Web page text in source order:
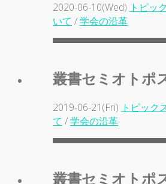
2020-06-10(Wed) トピッ
いて /学会の沿革
叢書セミオトポ
2019-06-21(Fri) トピック
て /学会の沿革
叢書セミオトポ